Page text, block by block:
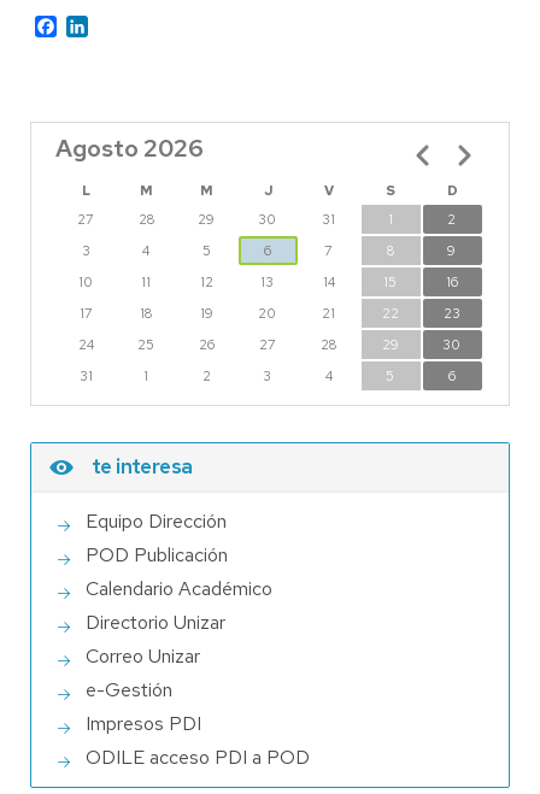
Facebook
Agosto 2026
L M M J V S
D
27
28 29 30 31 1
2
3
4 5 6 7 8
9
10
11 12 13 14 15
16
17
18 19 20 21 22
23
24
25 26 27 28 29
30
31
1 2 3 4 5 6
Paginación
te interesa
Equipo Dirección
POD Publicación
Calendario Académico
Directorio Unizar
Correo Unizar
e-Gestión
Impresos PDI
ODILE acceso PDI a POD